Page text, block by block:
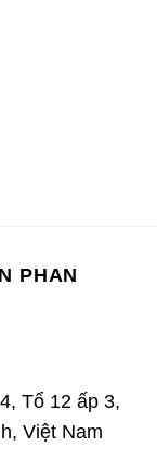
PHAN
Tổ 12 ấp 3,
Việt Nam